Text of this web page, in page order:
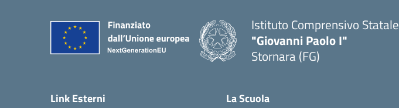
Istituto Comprensivo Statale
"Giovanni Paolo I"
Stornara (FG)
Link Esterni La Scuola